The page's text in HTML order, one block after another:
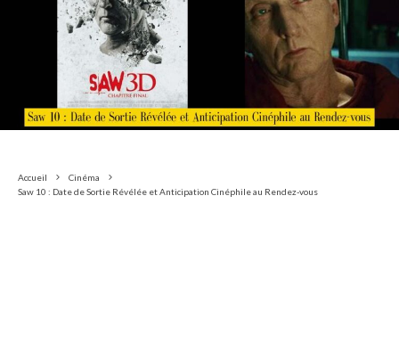
Accueil
Cinéma
Saw 10 : Date de Sortie Révélée et Anticipation Cinéphile au Rendez-vous